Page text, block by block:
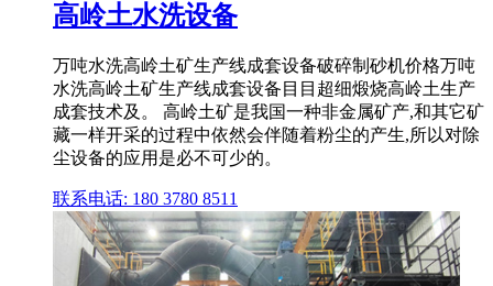
高岭土水洗设备
万吨水洗高岭土矿生产线成套设备破碎制砂机价格万吨
水洗高岭土矿生产线成套设备目目超细煅烧高岭土生产
成套技术及。 高岭土矿是我国一种非金属矿产,和其它矿
藏一样开采的过程中依然会伴随着粉尘的产生,所以对除
尘设备的应用是必不可少的。
联系电话: 180 3780 8511